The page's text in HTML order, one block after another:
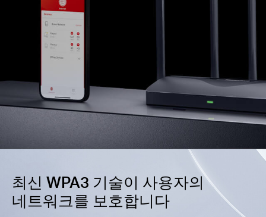
최신 WPA3 기술이 사용자의
네트워크를 보호합니다